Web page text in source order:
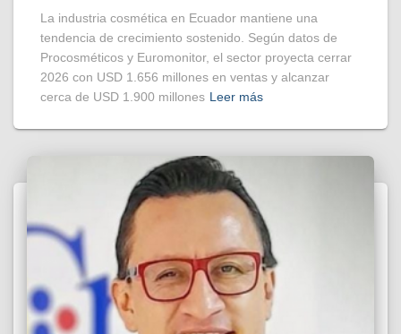
La industria cosmética en Ecuador mantiene una
tendencia de crecimiento sostenido. Según datos de
Procosméticos y Euromonitor, el sector proyecta cerrar
2026 con USD 1.656 millones en ventas y alcanzar
cerca de USD 1.900 millones Leer más